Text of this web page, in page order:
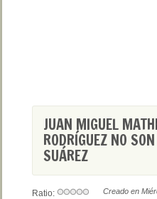
JUAN MIGUEL
RODRÍGUEZ NO
SUÁREZ
Creado en
Ratio: